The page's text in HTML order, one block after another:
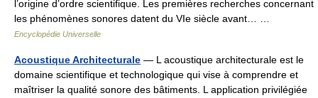
l’origine d’ordre scientifique. Les premières recherches concernant
les phénomènes sonores datent du VIe siècle avant… …
Encyclopédie Universelle
Acoustique Architecturale — L acoustique architecturale est le
domaine scientifique et technologique qui vise à comprendre et
maîtriser la qualité sonore des bâtiments. L application privilégiée